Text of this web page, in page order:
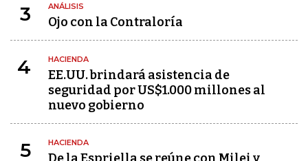
3 ANÁLISIS
Ojo con la Contraloría
4 HACIENDA
EE.UU. brindará asistencia de
seguridad por US$1.000 millones al
nuevo gobierno
5 HACIENDA